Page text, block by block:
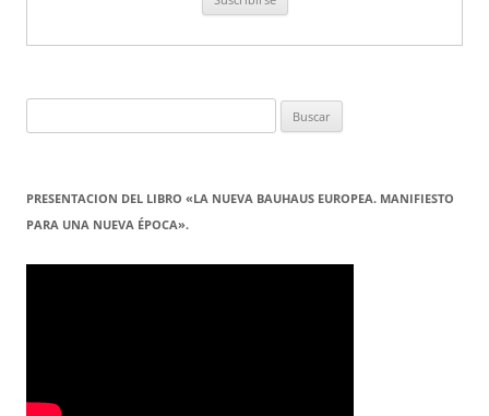
PRESENTACION DEL LIBRO «LA NUEVA BAUHAUS EUROPEA. MANIFIESTO
PARA UNA NUEVA ÉPOCA».